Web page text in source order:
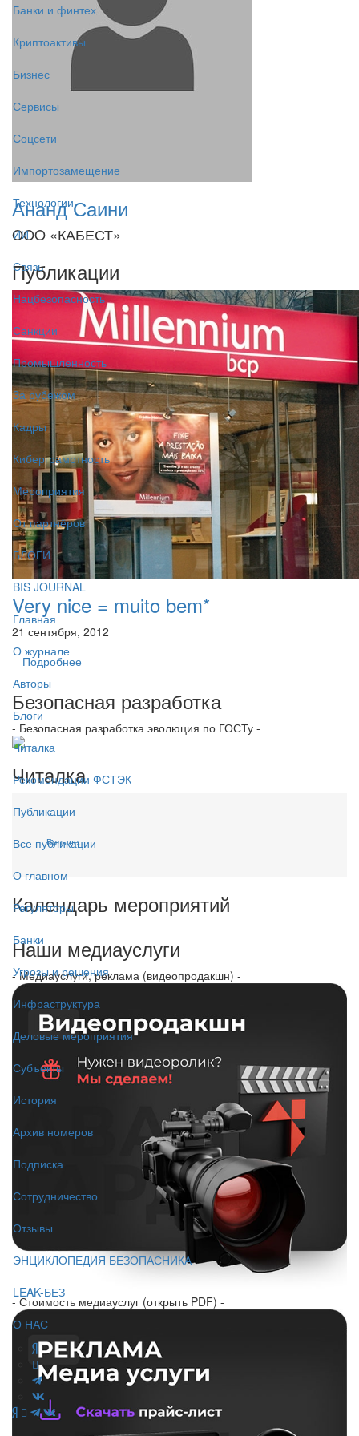
Банки и финтех
Криптоактивы
Бизнес
Сервисы
Соцсети
Импортозамещение
Технологии
ИИ
Связь
Нацбезопасность
Санкции
Промышленность
За рубежом
Кадры
Киберграмотность
Мероприятия
От партнёров
БЛОГИ
BIS JOURNAL
Главная
О журнале
Авторы
Блоги
Читалка
Рекомендации ФСТЭК
Публикации
Все публикации
О главном
Регуляторы
Банки
Угрозы и решения
Инфраструктура
Деловые мероприятия
Субъекты
История
Архив номеров
Подписка
Сотрудничество
Отзывы
ЭНЦИКЛОПЕДИЯ БЕЗОПАСНИКА
LEAK-БЕЗ
О НАС
Ананд Саини
OOO «КАБЕСТ»
Публикации
Very nice = muito bem*
21 сентября, 2012
Подробнее
Безопасная разработка
- Безопасная разработка эволюция по ГОСТу -
Читалка
Больше...
Календарь мероприятий
Наши медиауслуги
- Медиауслуги, реклама (видеопродакшн) -
- Стоимость медиауслуг (открыть PDF) -